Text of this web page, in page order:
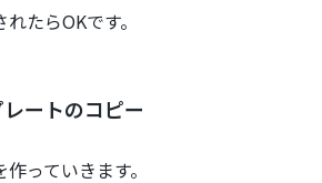
たらOKです。
ートのコピー
っていきます。